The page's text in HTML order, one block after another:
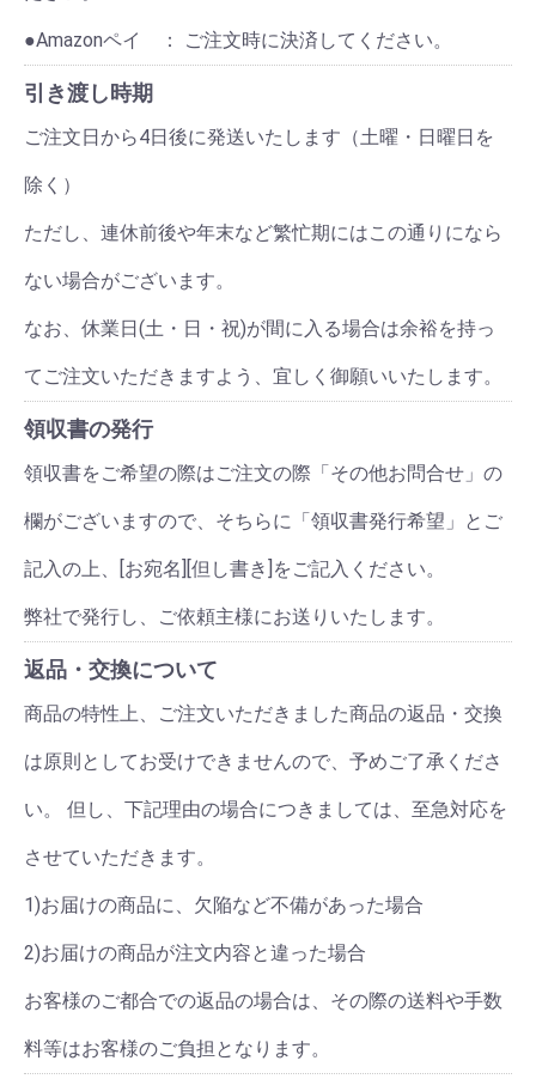
●Amazonペイ ： ご注文時に決済してください。
引き渡し時期
ご注文日から4日後に発送いたします（土曜・日曜日を
除く）
ただし、連休前後や年末など繁忙期にはこの通りになら
ない場合がございます。
なお、休業日(土・日・祝)が間に入る場合は余裕を持っ
てご注文いただきますよう、宜しく御願いいたします。
領収書の発行
領収書をご希望の際はご注文の際「その他お問合せ」の
欄がございますので、そちらに「領収書発行希望」とご
記入の上、[お宛名][但し書き]をご記入ください。
弊社で発行し、ご依頼主様にお送りいたします。
返品・交換について
商品の特性上、ご注文いただきました商品の返品・交換
は原則としてお受けできませんので、予めご了承くださ
い。 但し、下記理由の場合につきましては、至急対応を
させていただきます。
1)お届けの商品に、欠陥など不備があった場合
2)お届けの商品が注文内容と違った場合
お客様のご都合での返品の場合は、その際の送料や手数
料等はお客様のご負担となります。